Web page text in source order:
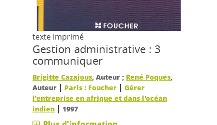
texte imprimé
Gestion administrative : 3
communiquer
Brigitte Cazajous, Auteur ; René Poques,
Auteur | Paris : Foucher |Gérer
l'entreprise en afrique et dans l'océan
indien | 1997